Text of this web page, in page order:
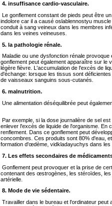
4. insuffisance cardio-vasculaire.
Le gonflement constant de pieds peut être
indolore car il a causé oslablennostyu
conduit à sang veineux dans les membres
dans les veines veineuses.
5. la pathologie rénale.
Maladie ou une dysfonction rénale
gonflement peut également apparaître sur le
légère fièvre. L'accumulation de l'excès de
d'échange: lorsque les tissus sont
de vaisseaux sanguins sous-cutanés.
6. malnutrition.
Une alimentation déséquilibrée peut
Par exemple, si la dose journalière de sel
enlever l'excès de liquide de l'organisme. En
renflement. Dans ce gonflement peut
concombres. Ces produits sont 80% d'eau,
formation d'œdème, vidkladayuchys dans les
7. Les effets secondaires de
Gonflement peut provoquer et la prise de
contenant des œstrogènes, les stéroïdes,
artérielle.
8. Mode de vie sédentaire.
Travailler dans le bureau et l'ordinateur peut